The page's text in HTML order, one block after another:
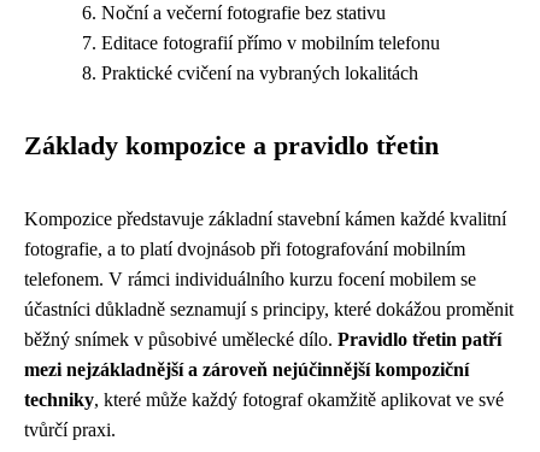
Noční a večerní fotografie bez stativu
Editace fotografií přímo v mobilním telefonu
Praktické cvičení na vybraných lokalitách
Základy kompozice a pravidlo třetin
Kompozice představuje základní stavební kámen každé kvalitní
fotografie, a to platí dvojnásob při fotografování mobilním
telefonem. V rámci individuálního kurzu focení mobilem se
účastníci důkladně seznamují s principy, které dokážou proměnit
běžný snímek v působivé umělecké dílo. Pravidlo třetin patří
mezi nejzákladnější a zároveň nejúčinnější kompoziční
techniky, které může každý fotograf okamžitě aplikovat ve své
tvůrčí praxi.